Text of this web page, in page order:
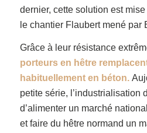
dernier, cette solution est
le chantier Flaubert mené par
Grâce à leur résistance
porteurs en hêtre
habituellement en béton.
petite série, l’industrialisation
d’alimenter un marché
et faire du hêtre normand un